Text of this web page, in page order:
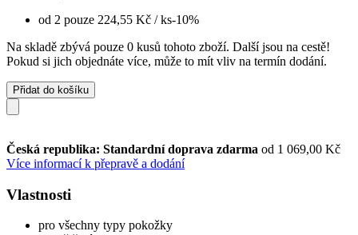
od 2 pouze 224,55 Kč / ks-10%
Na skladě zbývá pouze 0 kusů tohoto zboží. Další jsou na cestě!
Pokud si jich objednáte více, může to mít vliv na termín dodání.
Přidat do košíku
Česká republika: Standardní doprava zdarma od 1 069,00 Kč
Více informací k přepravě a dodání
Vlastnosti
pro všechny typy pokožky